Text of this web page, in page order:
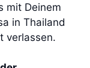
mit Deinem
in Thailand
verlassen.